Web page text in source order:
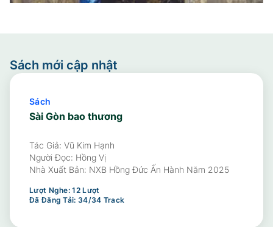
Sách mới cập nhật
Sách
Sài Gòn bao thương
Tác Giả: Vũ Kim Hạnh
Người Đọc: Hồng Vị
Nhà Xuất Bản: NXB Hồng Đức Ấn Hành Năm 2025
Lượt Nghe:12 Lượt
Đã Đăng Tải:34/34 Track